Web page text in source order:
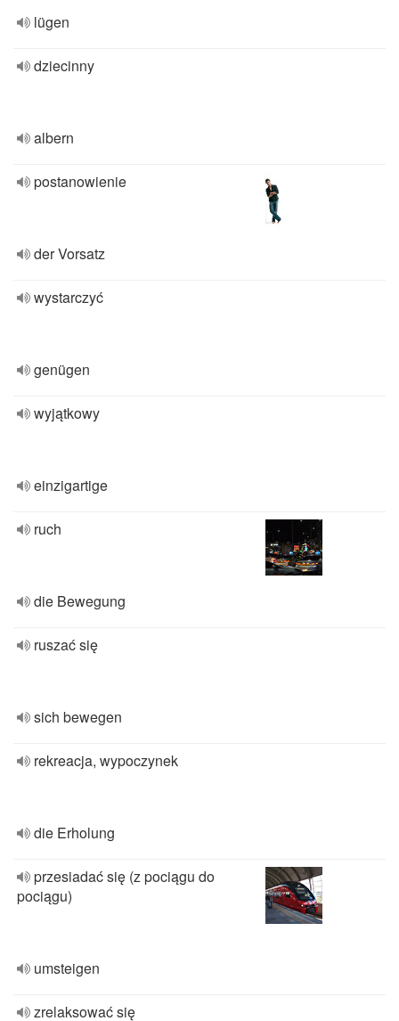
lügen
dziecinny
albern
postanowienie
der Vorsatz
wystarczyć
genügen
wyjątkowy
einzigartige
ruch
die Bewegung
ruszać się
sich bewegen
rekreacja, wypoczynek
die Erholung
przesiadać się (z pociągu do
pociągu)
umsteigen
zrelaksować się